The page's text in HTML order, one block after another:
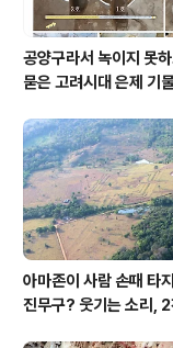
공양구라서 녹이지 못
묻은 고려시대 은제 기
아마존이 사람 손때 타
진무구? 웃기는 소리, 2